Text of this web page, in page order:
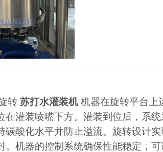
转 苏打水灌装机机器在旋转平台上
在灌装喷嘴下方。灌装到位后，系
碳酸化水平并防止溢流。旋转设计
。机器的控制系统确保性能稳定，